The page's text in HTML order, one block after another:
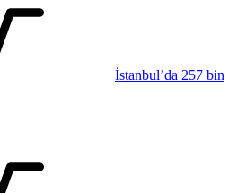
İstanbul’da 257 bin